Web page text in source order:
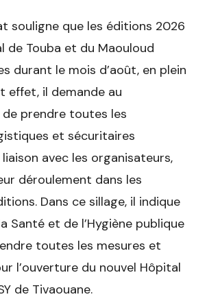
souligne que les éditions 2026
de Touba et du Maouloud
durant le mois d’août, en plein
effet, il demande au
prendre toutes les
et sécuritaires
avec les organisateurs,
déroulement dans les
Dans ce sillage, il indique
Santé et de l’Hygiène publique
toutes les mesures et
l’ouverture du nouvel Hôpital
de Tivaouane.